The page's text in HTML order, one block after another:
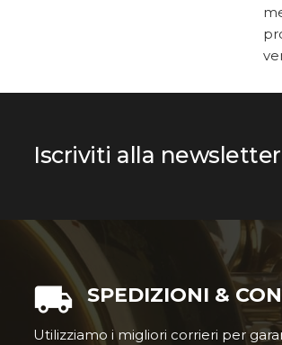
Iscriviti alla
SPEDIZIONI &
Utilizziamo i migliori corrieri per